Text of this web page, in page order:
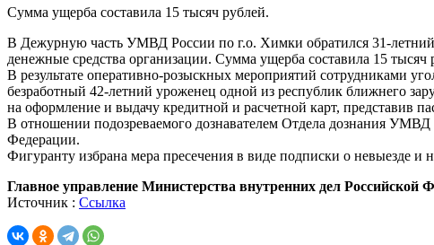
Сумма ущерба составила 15 тысяч рублей.
В Дежурную часть УМВД России по г.о. Химки обратился 31-
денежные средства организации. Сумма ущерба составила 15 тысяч
В результате оперативно-розыскных мероприятий сотрудниками
безработный 42-летний уроженец одной из республик ближнего
на оформление и выдачу кредитной и расчетной карт, представив
В отношении подозреваемого дознавателем Отдела дознания УМВД
Федерации.
Фигуранту избрана мера пресечения в виде подписки о невыезде и
Главное управление Министерства внутренних дел Российской
Источник : Ссылка